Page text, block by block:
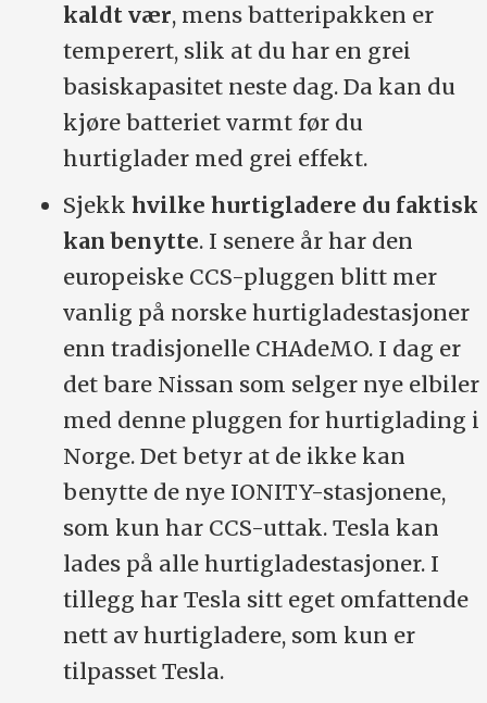
kaldt vær, mens batteripakken er
temperert, slik at du har en grei
basiskapasitet neste dag. Da kan du
kjøre batteriet varmt før du
hurtiglader med grei effekt.
Sjekk hvilke hurtigladere du faktisk
kan benytte. I senere år har den
europeiske CCS-pluggen blitt mer
vanlig på norske hurtigladestasjoner
enn tradisjonelle CHAdeMO. I dag er
det bare Nissan som selger nye elbiler
med denne pluggen for hurtiglading i
Norge. Det betyr at de ikke kan
benytte de nye IONITY-stasjonene,
som kun har CCS-uttak. Tesla kan
lades på alle hurtigladestasjoner. I
tillegg har Tesla sitt eget omfattende
nett av hurtigladere, som kun er
tilpasset Tesla.